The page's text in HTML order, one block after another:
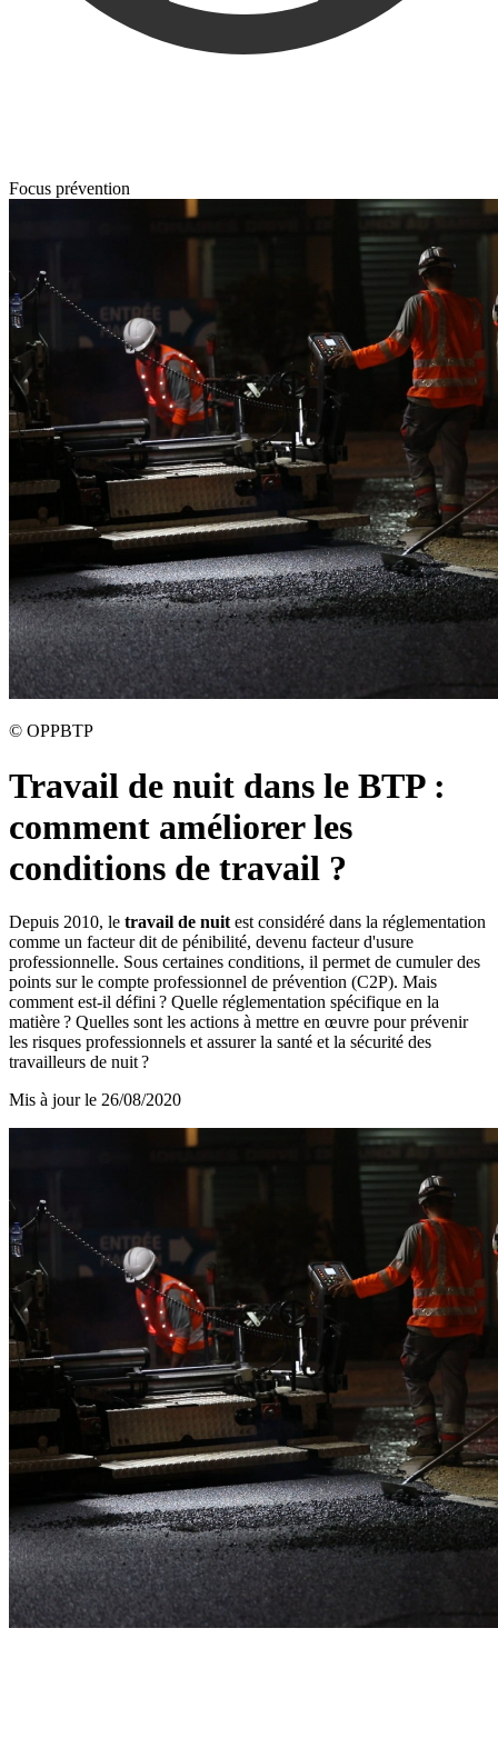
Focus prévention
© OPPBTP
Travail de nuit dans le BTP :
comment améliorer les
conditions de travail ?
Depuis 2010, le travail de nuit est considéré dans la réglementation
comme un facteur dit de pénibilité, devenu facteur d'usure
professionnelle. Sous certaines conditions, il permet de cumuler des
points sur le compte professionnel de prévention (C2P). Mais
comment est-il défini ? Quelle réglementation spécifique en la
matière ? Quelles sont les actions à mettre en œuvre pour prévenir
les risques professionnels et assurer la santé et la sécurité des
travailleurs de nuit ?
Mis à jour le 26/08/2020